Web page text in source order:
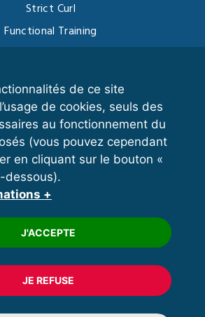
de ce site
de cookies, seuls des
au fonctionnement du
(vous pouvez cependant
en cliquant sur le bouton «
dessous).
+
J'ACCEPTE
JE REFUSE
Strict Curl
Functional Training
VOS ESPACES
Espace dirigeant
Espace licencié
Trouver un club
Formation
Tous droits réservés